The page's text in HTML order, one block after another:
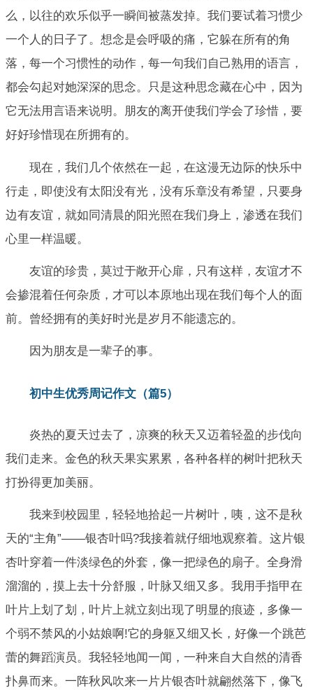
么，以往的欢乐似乎一瞬间被蒸发掉。我们要试着习惯少
一个人的日子了。想念是会呼吸的痛，它躲在所有的角
落，每一个习惯性的动作，每一句我们自己熟用的语言，
都会勾起对她深深的思念。只是这种思念藏在心中，因为
它无法用言语来说明。朋友的离开使我们学会了珍惜，要
好好珍惜现在所拥有的。
现在，我们几个依然在一起，在这漫无边际的快乐中
行走，即使没有太阳没有光，没有乐章没有希望，只要身
边有友谊，就如同清晨的阳光照在我们身上，渗透在我们
心里一样温暖。
友谊的珍贵，莫过于敞开心扉，只有这样，友谊才不
会掺混着任何杂质，才可以本原地出现在我们每个人的面
前。曾经拥有的美好时光是岁月不能遗忘的。
因为朋友是一辈子的事。
初中生优秀周记作文（篇5）
炎热的夏天过去了，凉爽的秋天又迈着轻盈的步伐向
我们走来。金色的秋天果实累累，各种各样的树叶把秋天
打扮得更加美丽。
我来到校园里，轻轻地拾起一片树叶，咦，这不是秋
天的“主角”――银杏叶吗?我接着就仔细地观察着。这片银
杏叶穿着一件淡绿色的外套，像一把绿色的扇子。全身滑
溜溜的，摸上去十分舒服，叶脉又细又多。我用手指甲在
叶片上划了划，叶片上就立刻出现了明显的痕迹，多像一
个弱不禁风的小姑娘啊!它的身躯又细又长，好像一个跳芭
蕾的舞蹈演员。我轻轻地闻一闻，一种来自大自然的清香
扑鼻而来。一阵秋风吹来一片片银杏叶就翩然落下，像飞